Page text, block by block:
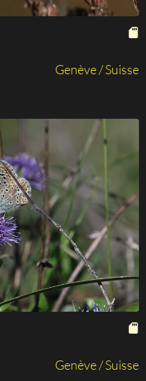
Genève / Suisse
Genève / Suisse